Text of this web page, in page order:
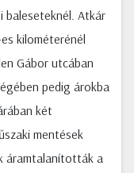
baleseteknél. Atkár
kilométerénél
Gábor utcában
pedig árokba
két
mentések
áramtalanították a